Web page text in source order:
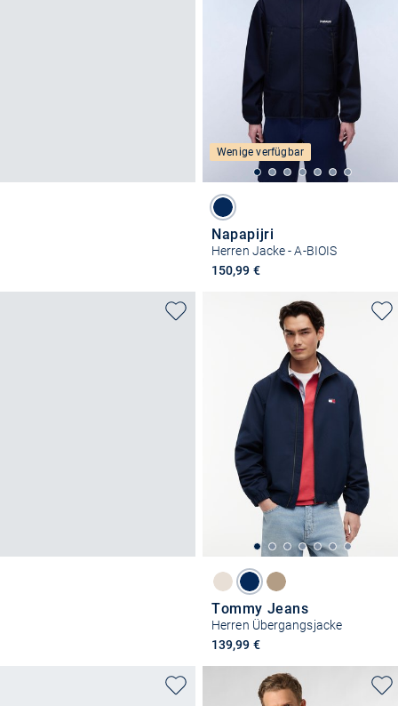
Wenige verfügbar
Napapijri
Herren Jacke - A-BIOIS
150,99 €
Tommy Jeans
Herren Übergangsjacke
139,99 €